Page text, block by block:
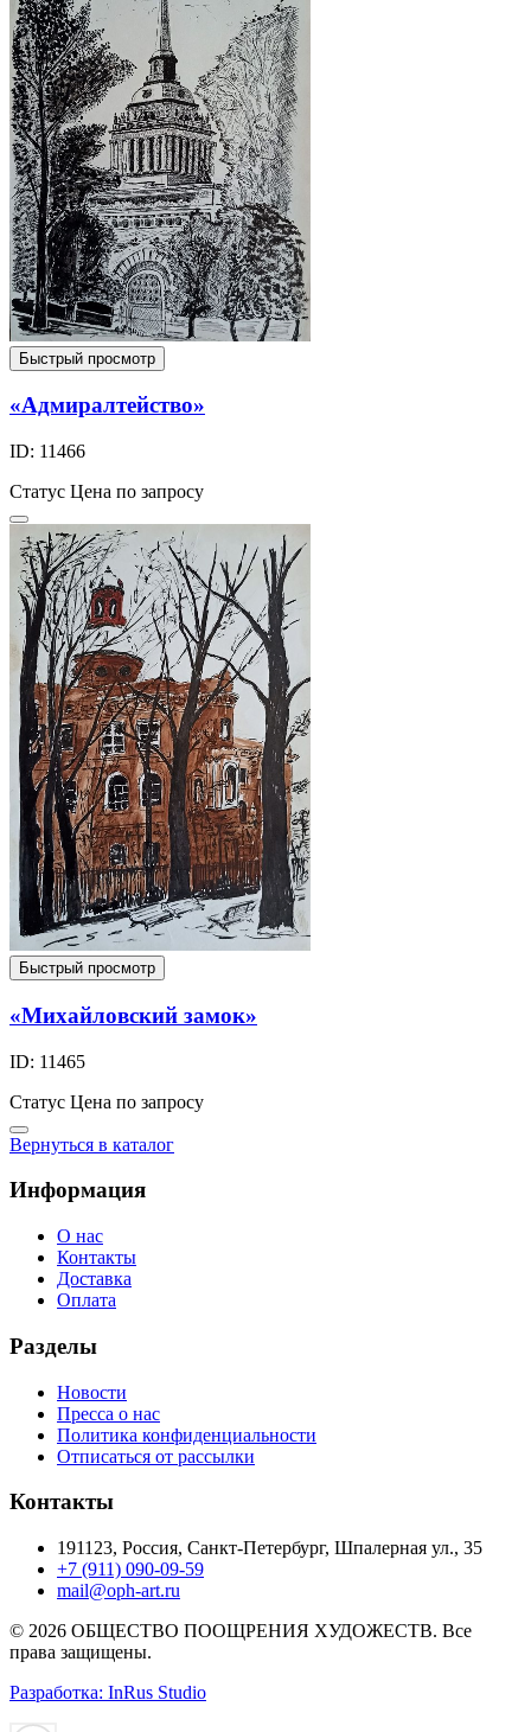
Быстрый просмотр
«Адмиралтейство»
ID: 11466
Статус Цена по запросу
Быстрый просмотр
«Михайловский замок»
ID: 11465
Статус Цена по запросу
Вернуться в каталог
Информация
О нас
Контакты
Доставка
Оплата
Разделы
Новости
Пресса о нас
Политика конфиденциальности
Отписаться от рассылки
Контакты
191123, Россия, Санкт-Петербург, Шпалерная ул., 35
+7 (911) 090-09-59
mail@oph-art.ru
© 2026 ОБЩЕСТВО ПООЩРЕНИЯ ХУДОЖЕСТВ. Все
права защищены.
Разработка: InRus Studio